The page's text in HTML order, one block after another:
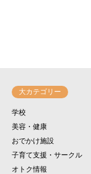
大カテゴリー
学校
美容・健康
おでかけ施設
子育て支援・サークル
オトク情報